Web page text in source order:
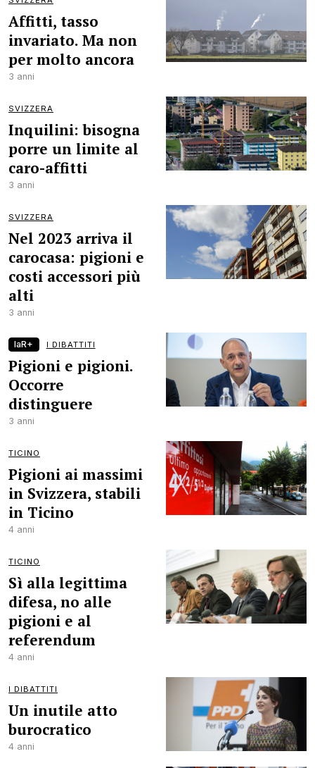
Affitti, tasso
invariato. Ma non
per molto ancora
3 anni
SVIZZERA
Inquilini: bisogna
porre un limite al
caro-affitti
3 anni
SVIZZERA
Nel 2023 arriva il
carocasa: pigioni e
costi accessori più
alti
3 anni
laR+ I DIBATTITI
Pigioni e pigioni.
Occorre
distinguere
3 anni
TICINO
Pigioni ai massimi
in Svizzera, stabili
in Ticino
4 anni
TICINO
Sì alla legittima
difesa, no alle
pigioni e al
referendum
4 anni
I DIBATTITI
Un inutile atto
burocratico
4 anni